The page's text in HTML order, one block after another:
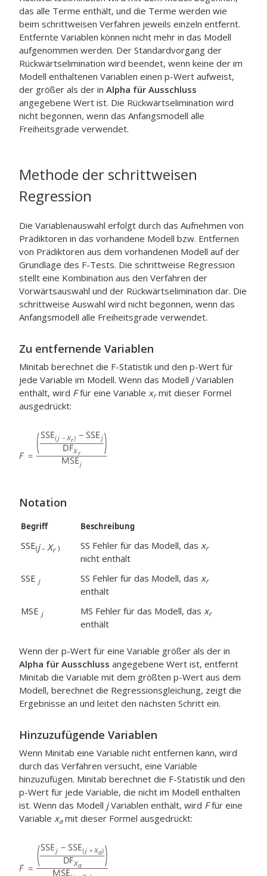
das alle Terme enthält, und die Terme werden wie
beim schrittweisen Verfahren jeweils einzeln entfernt.
Entfernte Variablen können nicht mehr in das Modell
aufgenommen werden. Der Standardvorgang der
Rückwärtselimination wird beendet, wenn keine der im
Modell enthaltenen Variablen einen p-Wert aufweist,
der größer als der in Alpha für Ausschluss
angegebene Wert ist. Die Rückwärtselimination wird
nicht begonnen, wenn das Anfangsmodell alle
Freiheitsgrade verwendet.
Methode der schrittweisen
Regression
Die Variablenauswahl erfolgt durch das Aufnehmen von
Prädiktoren in das vorhandene Modell bzw. Entfernen
von Prädiktoren aus dem vorhandenen Modell auf der
Grundlage des F-Tests. Die schrittweise Regression
stellt eine Kombination aus den Verfahren der
Vorwärtsauswahl und der Rückwärtselimination dar. Die
schrittweise Auswahl wird nicht begonnen, wenn das
Anfangsmodell alle Freiheitsgrade verwendet.
Zu entfernende Variablen
Minitab berechnet die F-Statistik und den p-Wert für
jede Variable im Modell. Wenn das Modell jVariablen
enthält, wird Ffür eine Variable xrmit dieser Formel
ausgedrückt:
Notation
Begriff Beschreibung
SSE(j– Xr ) SS Fehler für das Modell, das xr
nicht enthält
SSE j SS Fehler für das Modell, das xr
enthält
MSE j MS Fehler für das Modell, das xr
enthält
Wenn der p-Wert für eine Variable größer als der in
Alpha für Ausschluss angegebene Wert ist, entfernt
Minitab die Variable mit dem größten p-Wert aus dem
Modell, berechnet die Regressionsgleichung, zeigt die
Ergebnisse an und leitet den nächsten Schritt ein.
Hinzuzufügende Variablen
Wenn Minitab eine Variable nicht entfernen kann, wird
durch das Verfahren versucht, eine Variable
hinzuzufügen. Minitab berechnet die F-Statistik und den
p-Wert für jede Variable, die nicht im Modell enthalten
ist. Wenn das Modell jVariablen enthält, wird Ffür eine
Variable xamit dieser Formel ausgedrückt: